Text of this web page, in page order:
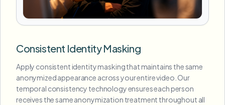
Consistent Identity Masking
Apply consistent identity masking that maintains the same
anonymized appearance across your entire video. Our
temporal consistency technology ensures each person
receives the same anonymization treatment throughout all